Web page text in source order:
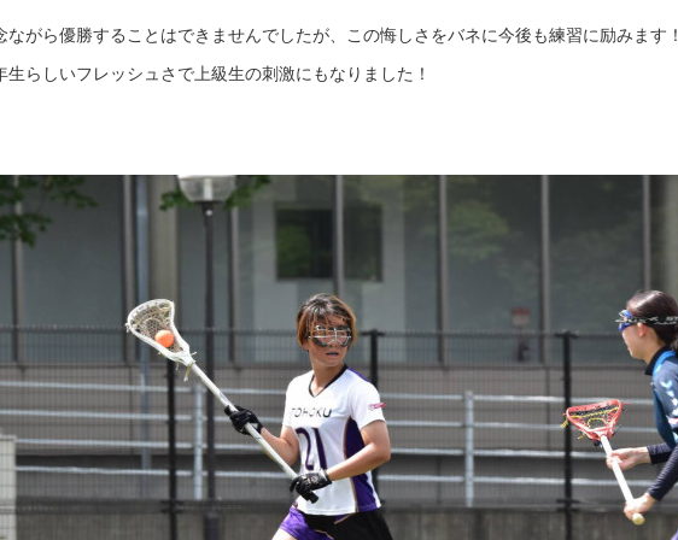
ながら優勝することはできませんでしたが、この悔しさをバネに今後も練習に励みます！
生らしいフレッシュさで上級生の刺激にもなりました！